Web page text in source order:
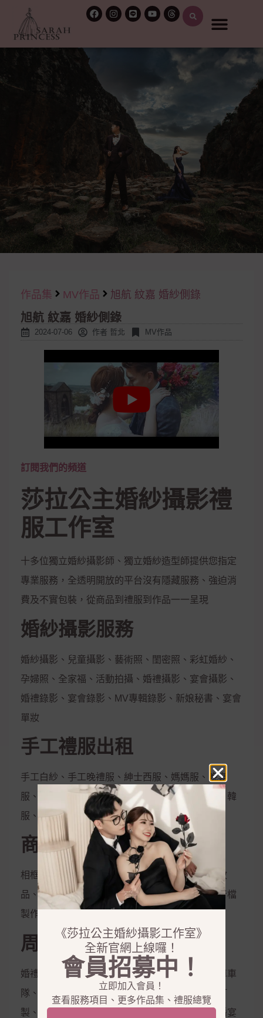
作品集 MV作品 旭航 紋嘉 婚紗側錄
旭航 紋嘉 婚紗側錄
2024-07-06 作者 哲北 MV作品
訂閱我們的頻道
莎拉公主婚紗攝影禮
服工作室
十多位獨立婚紗攝影師、獨立婚紗造型師提供您指定
專業服務，全透明開放的平台沒有隱藏服務、強迫消
費及不實包裝，從商品到禮服到作品一一呈現
婚紗攝影服務
婚紗攝影、兒童攝影、藝術照、閨密照、彩虹婚紗、
孕婦照、全家福、活動拍攝、婚禮攝影、宴會攝影、
婚禮錄影、宴會錄影、MV專輯錄影、新娘秘書、宴會
單妝
手工禮服出租
手工白紗、手工晚禮服、紳士西服、媽媽服、晚宴
服、伴娘服、孕婦禮服、秀和服、龍鳳掛、唐服、韓
服、花童服
商品銷售
相框、相本、雜誌本、喜帖、定妝液、控油保濕妝
品、隱形內衣、新娘捧花、拍照鮮花束，電子影音檔
製作
周邊合作
婚禮企劃、婚禮主持、會場佈置、婚禮樂團、禮車車
隊、西服訂製、金飾銀飾租借、鑽戒訂製、婚鞋訂
製、美甲、美睫、霧眉、拍攝道具、婚禮道具、婚宴
《莎拉公主婚紗攝影工作室》
全新官網上線囉！
會員招募中！
立即加入會員！
查看服務項目、更多作品集、禮服總覽